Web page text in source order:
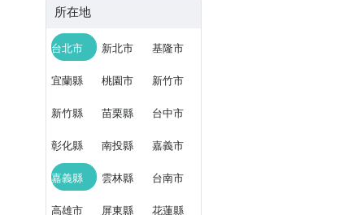
所在地
台北市 新北市 基隆市
宜蘭縣 桃園市 新竹市
新竹縣 苗栗縣 台中市
彰化縣 南投縣 嘉義市
嘉義縣 雲林縣 台南市
高雄市 屏東縣 花蓮縣